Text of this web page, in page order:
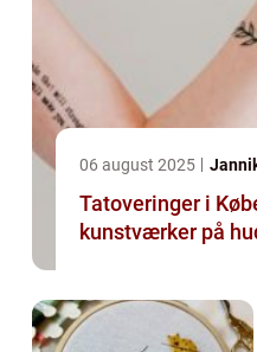
06 august 2025
Tatoveringer i
kunstværker på